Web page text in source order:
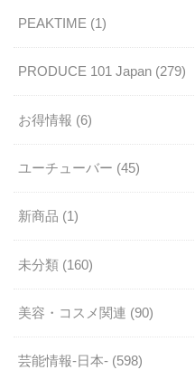
PEAKTIME (1)
PRODUCE 101 Japan (279)
お得情報 (6)
ユーチューバー (45)
新商品 (1)
未分類 (160)
美容・コスメ関連 (90)
芸能情報-日本- (598)